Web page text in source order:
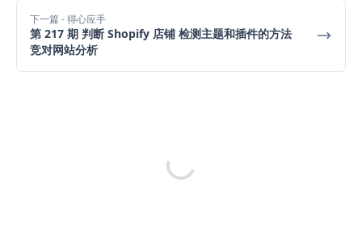
下一篇- 得心应手
第 217 期 判断 Shopify 店铺 检测主题和插件的方法
竞对网站分析